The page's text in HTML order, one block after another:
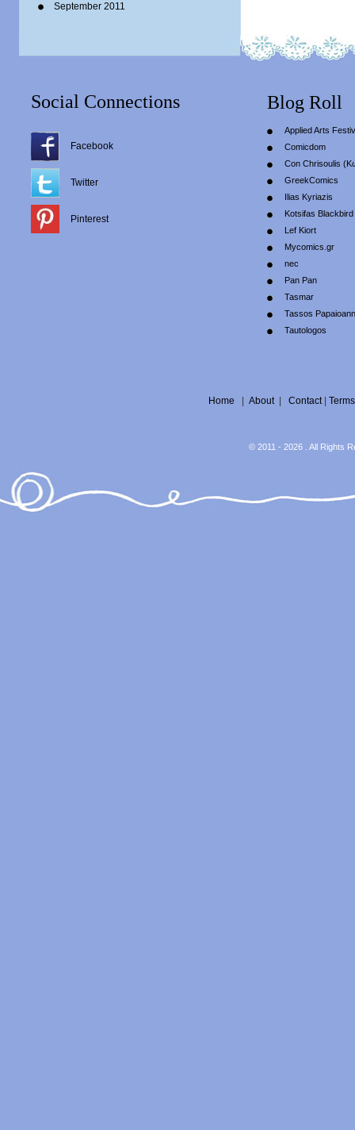
September 2011
Social Connections
Facebook
Twitter
Pinterest
Blog Roll
Applied Arts
Comicdom
Con Chrisoulis
GreekComics
Ilias Kyriazis
Kotsifas Blackbird
Lef Kiort
Mycomics.gr
nec
Pan Pan
Tasmar
Tassos
Tautologos
Home About| Contact| Terms
© 2011 - 2026 . All Rights